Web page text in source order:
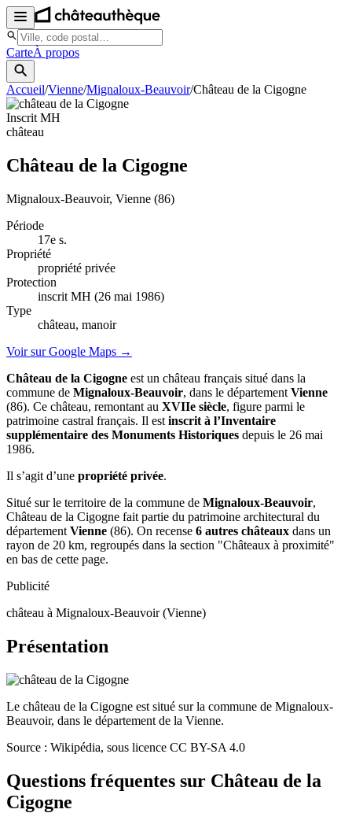
CarteÀ propos
Accueil/Vienne/Mignaloux-Beauvoir/Château de la Cigogne
Inscrit MH
château
Château de la Cigogne
Mignaloux-Beauvoir, Vienne (86)
Période
17e s.
Propriété
propriété privée
Protection
inscrit MH (26 mai 1986)
Type
château, manoir
Voir sur Google Maps →
Château de la Cigogne est un château français situé dans la
commune de Mignaloux-Beauvoir, dans le département Vienne
(86). Ce château, remontant au XVIIe siècle, figure parmi le
patrimoine castral français. Il est inscrit à l’Inventaire
supplémentaire des Monuments Historiques depuis le 26 mai
1986.
Il s’agit d’une propriété privée.
Situé sur le territoire de la commune de Mignaloux-Beauvoir,
Château de la Cigogne fait partie du patrimoine architectural du
département Vienne (86). On recense 6 autres châteaux dans un
rayon de 20 km, regroupés dans la section "Châteaux à proximité"
en bas de cette page.
Publicité
château à Mignaloux-Beauvoir (Vienne)
Présentation
Le château de la Cigogne est situé sur la commune de Mignaloux-
Beauvoir, dans le département de la Vienne.
Source : Wikipédia, sous licence CC BY-SA 4.0
Questions fréquentes sur Château de la
Cigogne